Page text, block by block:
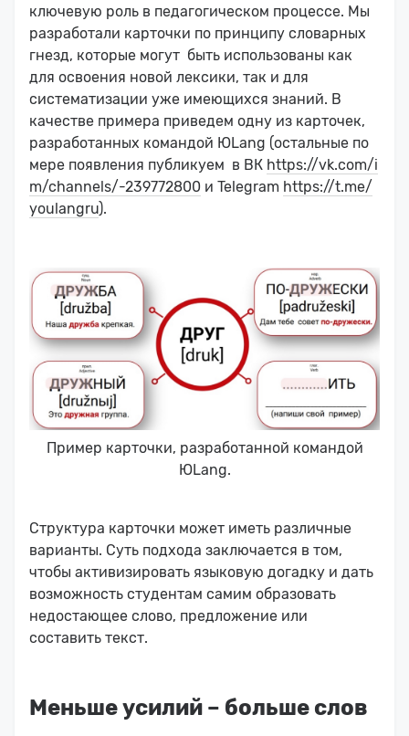
ключевую роль в педагогическом процессе. Мы
разработали карточки по принципу словарных
гнезд, которые могут быть использованы как
для освоения новой лексики, так и для
систематизации уже имеющихся знаний. В
качестве примера приведем одну из карточек,
разработанных командой ЮLang (остальные по
мере появления публикуем в ВК https://vk.com/i
m/channels/-239772800 и Telegram https://t.me/
youlangru).
Пример карточки, разработанной командой
ЮLang.
Структура карточки может иметь различные
варианты. Суть подхода заключается в том,
чтобы активизировать языковую догадку и дать
возможность студентам самим образовать
недостающее слово, предложение или
составить текст.
Меньше усилий – больше слов